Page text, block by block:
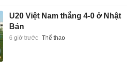
U20 Việt Nam thắng 4-0 ở Nhật
Bản
6 giờ trước Thể thao